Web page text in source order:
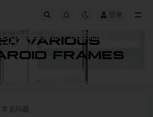
登录
实质感宝丽来一次性照片相框边框
计素材
常见问题